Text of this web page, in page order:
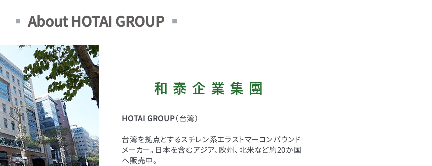
▪ About HOTAI GROUP ▪
和 泰 企 業 集 團
HOTAI GROUP（台湾）
台湾を拠点とするスチレン系エラストマーコンパウンド
メーカー。日本を含むアジア、欧州、北米など約20か国
へ販売中。